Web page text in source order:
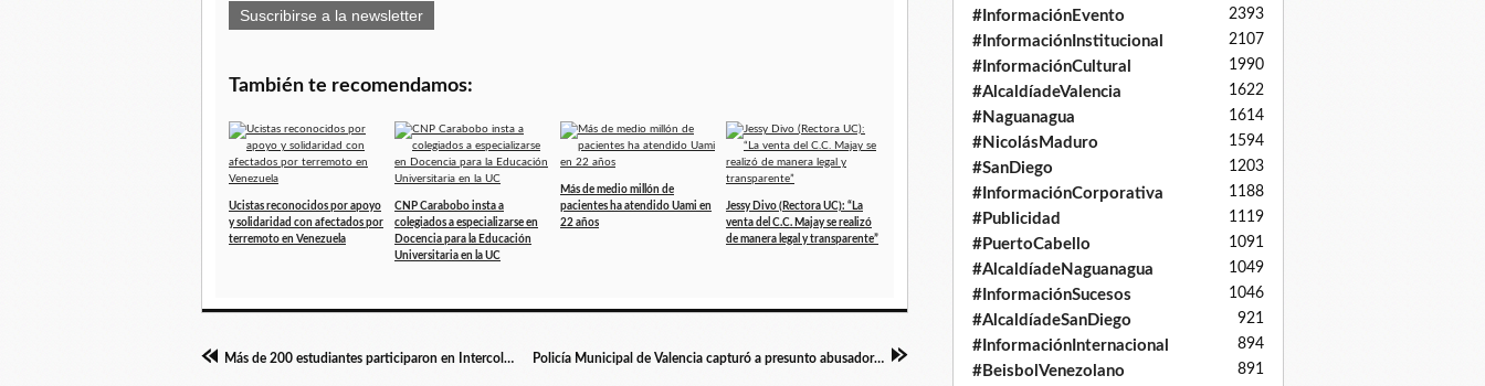
Suscribirse a la newsletter
También te recomendamos:
Ucistas reconocidos por apoyo
y solidaridad con afectados por
terremoto en Venezuela
CNP Carabobo insta a
colegiados a especializarse en
Docencia para la Educación
Universitaria en la UC
Más de medio millón de
pacientes ha atendido Uami en
22 años
Jessy Divo (Rectora UC): “La
venta del C.C. Majay se realizó
de manera legal y transparente”
Más de 200 estudiantes participaron en Intercolegial de Programación 2026 Policía Municipal de Valencia capturó a presunto abusador de dos hermanos en Bella Vista
#InformaciónEvento 2393
#InformaciónInstitucional 2107
#InformaciónCultural 1990
#AlcaldíadeValencia 1622
#Naguanagua 1614
#NicolásMaduro 1594
#SanDiego 1203
#InformaciónCorporativa 1188
#Publicidad 1119
#PuertoCabello 1091
#AlcaldíadeNaguanagua 1049
#InformaciónSucesos 1046
#AlcaldíadeSanDiego 921
#InformaciónInternacional 894
#BeisbolVenezolano 891